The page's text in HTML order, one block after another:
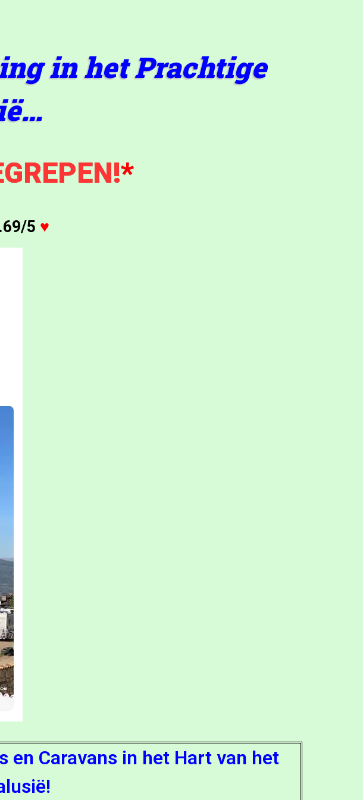
in het Prachtige
*
5 ♥
en Caravans in het Hart van het